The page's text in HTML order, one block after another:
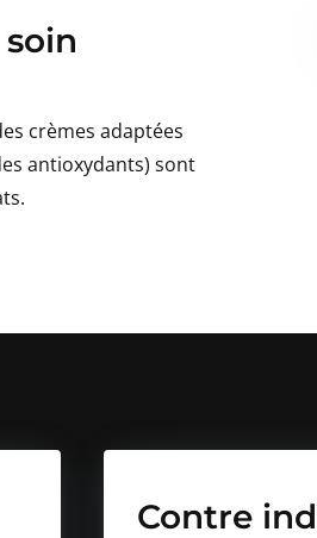
crèmes adaptées
antioxydants) sont
Contre